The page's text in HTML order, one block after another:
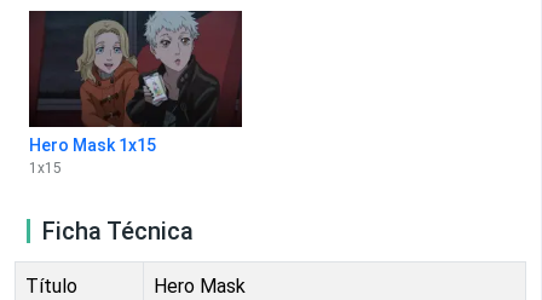
Hero Mask 1x15
1 x15
Ficha Técnica
Título Hero Mask